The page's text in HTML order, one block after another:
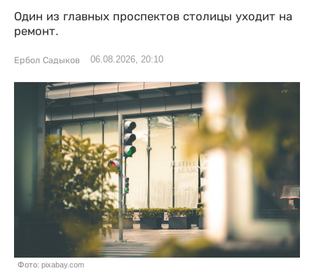
Один из главных проспектов столицы уходит на
ремонт.
Ербол Садыков 06.08.2026, 20:10
Фото: pixabay.com